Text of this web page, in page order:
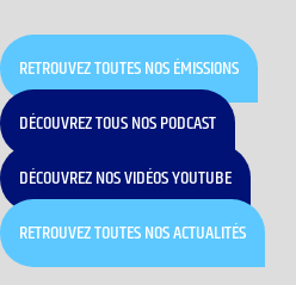
RETROUVEZ TOUTES NOS ÉMISSIONS
DÉCOUVREZ TOUS NOS PODCAST
DÉCOUVREZ NOS VIDÉOS YOUTUBE
RETROUVEZ TOUTES NOS ACTUALITÉS